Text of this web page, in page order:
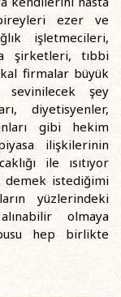
ezer ve
işletmecileri,
şirketleri, tıbbi
firmalar büyük
şey
diyetisyenler,
gibi hekim
ilişkilerinin
ile ısıtıyor
demek istediğimi
yüzlerindeki
olmaya
hep birlikte